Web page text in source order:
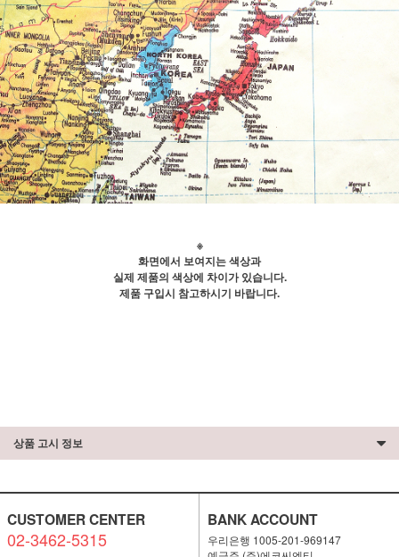
※
화면에서 보여지는 색상과
실제 제품의 색상에 차이가 있습니다.
제품 구입시 참고하시기 바랍니다.
상품 고시 정보
CUSTOMER CENTER
02-3462-5315
BANK ACCOUNT
우리은행 1005-201-969147